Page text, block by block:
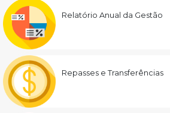
Relatório Anual da Gestão
Repasses e Transferências